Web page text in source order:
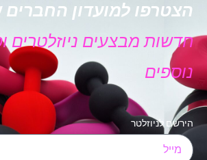
הצטרפו למועדון החברים
חדשות מבצעים ניוזלטרים
נוספים
הירשם לניוזלטר